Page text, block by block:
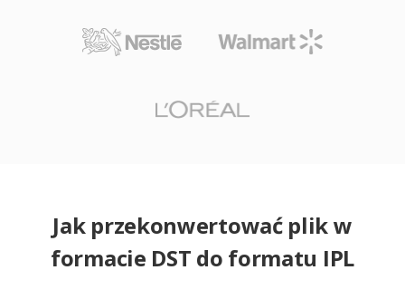
Jak przekonwertować plik w
formacie DST do formatu IPL